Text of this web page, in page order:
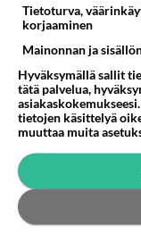
tiedelehtiä, kut...
EelisPermanen
26.05.2021 12:16
TIEDE
Tällaista on tämä
Tässä jälleen
vihreästä
ainoana oik...
Tietoturva,
korjaaminen
Mainonnan ja
Hyväksymällä sallit
tätä palvelua,
tietojen käsittelyä
muuttaa muita